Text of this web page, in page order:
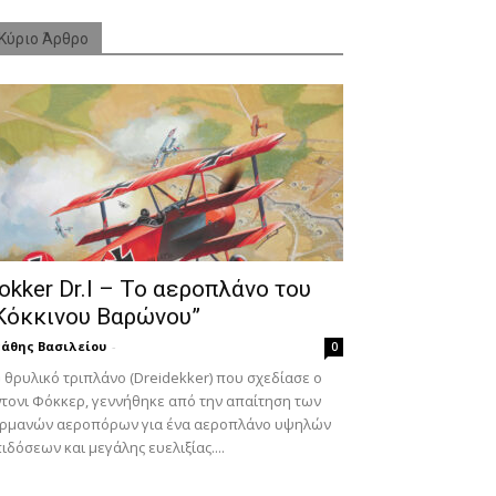
Κύριο Άρθρο
Dr.I – To αεροπλάνο του
Βαρώνου”
Βασιλείου - 0
θρυλικό τριπλάνο (Dreidekker) που σχεδίασε ο
Φόκκερ, γεννήθηκε από την απαίτηση των
αεροπόρων για ένα αεροπλάνο υψηλών
και μεγάλης ευελιξίας....